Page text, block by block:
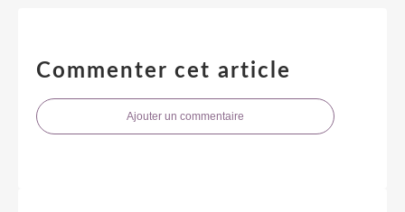
Commenter cet article
Ajouter un commentaire